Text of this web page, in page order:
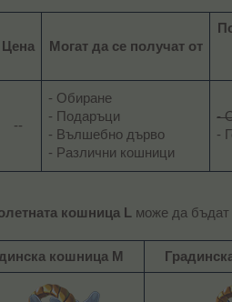
Цена Могат да се получат от
--​
- Обиране
- Подаръци
- Вълшебно дърво
- Различни кошници​
-
-
кошница L може да бъдат
кошница M